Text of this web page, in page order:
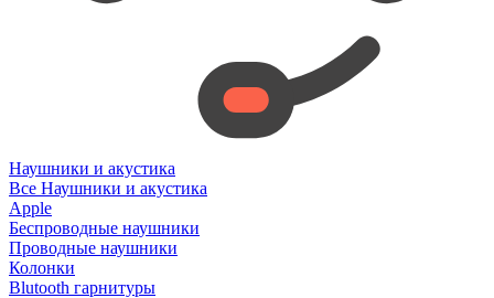
Наушники и акустика
Все Наушники и акустика
Apple
Беспроводные наушники
Проводные наушники
Колонки
Blutooth гарнитуры